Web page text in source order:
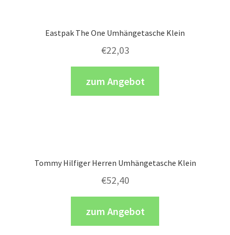
Eastpak The One Umhängetasche Klein
€22,03
zum Angebot
Tommy Hilfiger Herren Umhängetasche Klein
€52,40
zum Angebot